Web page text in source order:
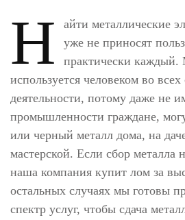
Н
айти металлические
уже не приносят
практически
используется человеком во
деятельности, потому даже не
промышленности граждане,
или черный металл дома, на
мастерской. Если сбор металла
наша компания купит лом за
остальных случаях мы готовы
спектр услуг, чтобы сдача